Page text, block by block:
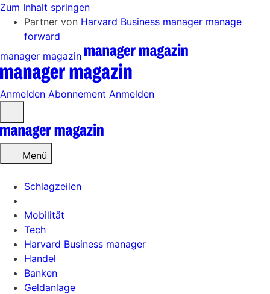
Zum Inhalt springen
Partner von Harvard Business manager manage
forward
manager magazin
Anmelden Abonnement Anmelden
öffnen
Menü
Schlagzeilen
Mobilität
Tech
Harvard Business manager
Handel
Banken
Geldanlage